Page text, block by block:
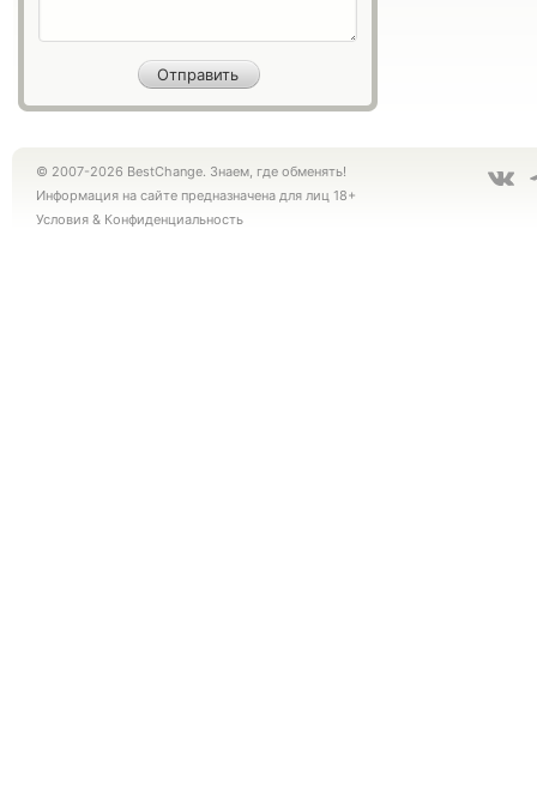
© 2007-2026 BestChange. Знаем, где обменять!
Информация на сайте предназначена для лиц 18+
Условия & Конфиденциальность